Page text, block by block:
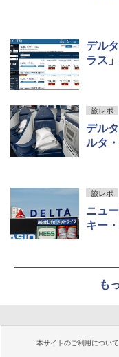
デル
ラス
旅レポ
デル
ルタ
旅レポ
ニュ
キー
も
本サイトのご利用について